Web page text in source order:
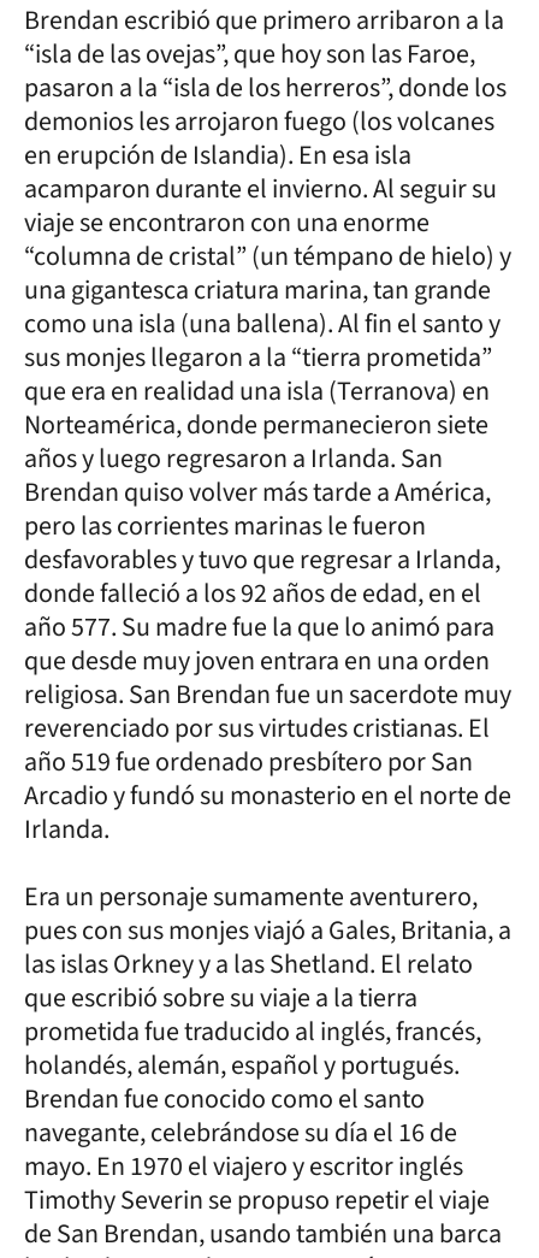
Brendan escribió que primero arribaron a la
“isla de las ovejas”, que hoy son las Faroe,
pasaron a la “isla de los herreros”, donde los
demonios les arrojaron fuego (los volcanes
en erupción de Islandia). En esa isla
acamparon durante el invierno. Al seguir su
viaje se encontraron con una enorme
“columna de cristal” (un témpano de hielo) y
una gigantesca criatura marina, tan grande
como una isla (una ballena). Al fin el santo y
sus monjes llegaron a la “tierra prometida”
que era en realidad una isla (Terranova) en
Norteamérica, donde permanecieron siete
años y luego regresaron a Irlanda. San
Brendan quiso volver más tarde a América,
pero las corrientes marinas le fueron
desfavorables y tuvo que regresar a Irlanda,
donde falleció a los 92 años de edad, en el
año 577. Su madre fue la que lo animó para
que desde muy joven entrara en una orden
religiosa. San Brendan fue un sacerdote muy
reverenciado por sus virtudes cristianas. El
año 519 fue ordenado presbítero por San
Arcadio y fundó su monasterio en el norte de
Irlanda.
Era un personaje sumamente aventurero,
pues con sus monjes viajó a Gales, Britania, a
las islas Orkney y a las Shetland. El relato
que escribió sobre su viaje a la tierra
prometida fue traducido al inglés, francés,
holandés, alemán, español y portugués.
Brendan fue conocido como el santo
navegante, celebrándose su día el 16 de
mayo. En 1970 el viajero y escritor inglés
Timothy Severin se propuso repetir el viaje
de San Brendan, usando también una barca